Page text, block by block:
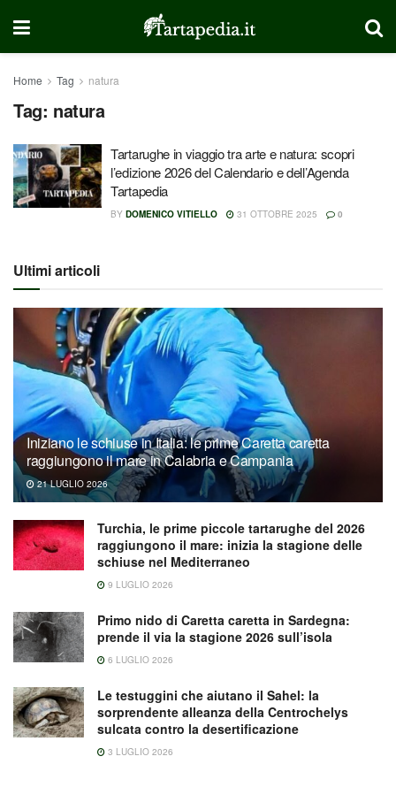
Home Tag natura
Tag: natura
Tartarughe in viaggio tra arte e natura: scopri
l’edizione 2026 del Calendario e dell’Agenda
Tartapedia
BY DOMENICO VITIELLO 31 OTTOBRE 2025 0
Ultimi articoli
Iniziano le schiuse in Italia: le prime Caretta caretta
raggiungono il mare in Calabria e Campania
21 LUGLIO 2026
Turchia, le prime piccole tartarughe del 2026
raggiungono il mare: inizia la stagione delle
schiuse nel Mediterraneo
9 LUGLIO 2026
Primo nido di Caretta caretta in Sardegna:
prende il via la stagione 2026 sull’isola
6 LUGLIO 2026
Le testuggini che aiutano il Sahel: la
sorprendente alleanza della Centrochelys
sulcata contro la desertificazione
3 LUGLIO 2026